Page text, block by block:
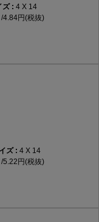
4 X 14
4.84円(税抜)
4 X 14
5.22円(税抜)